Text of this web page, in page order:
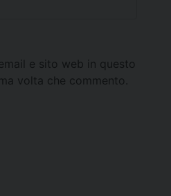
e sito web in questo
volta che commento.